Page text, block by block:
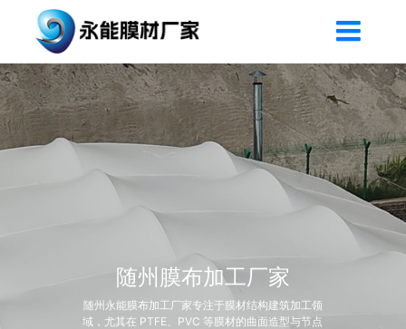
随州膜布加工厂家
随州永能膜布加工厂家专注于膜材结构建筑加工领
域，尤其在 PTFE、PVC 等膜材的曲面造型与节点